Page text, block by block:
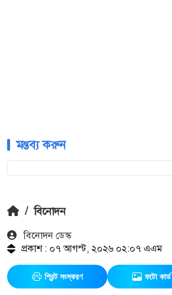
মন্তব্য করুন
/ বিনোদন
বিনোদন ডেস্ক
প্রকাশ : ০৭ আগস্ট, ২০২৬ ০২:০৭ এএম
প্রিন্ট সংস্করণ ফটো কার্ড